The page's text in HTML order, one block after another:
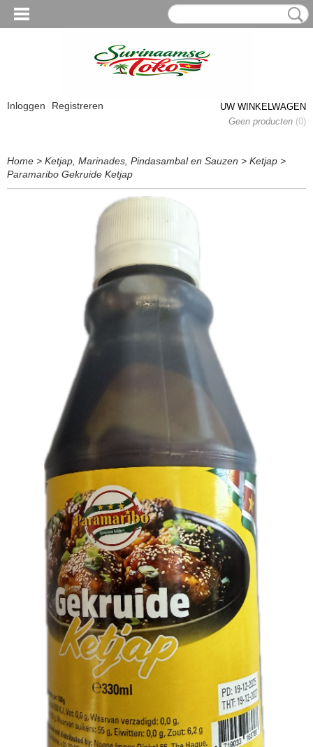
Inloggen Registreren
UW WINKELWAGEN
Geen producten (0)
Home > Ketjap, Marinades, Pindasambal en Sauzen > Ketjap >
Paramaribo Gekruide Ketjap